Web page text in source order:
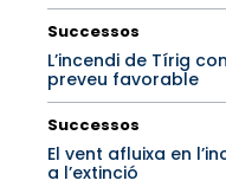
Successos
L’incendi de Tírig
preveu favorable
Successos
El vent afluixa en
a l’extinció